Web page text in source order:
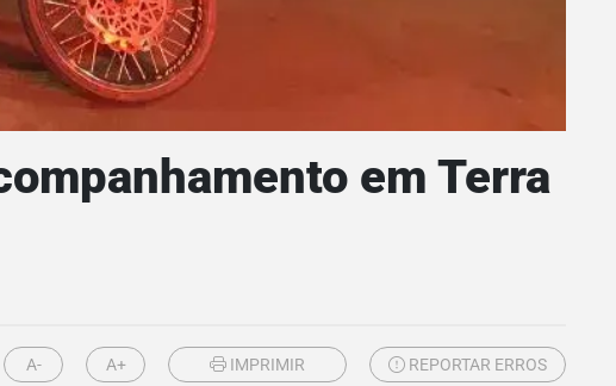
em Terra
A- A+ IMPRIMIR REPORTAR ERROS